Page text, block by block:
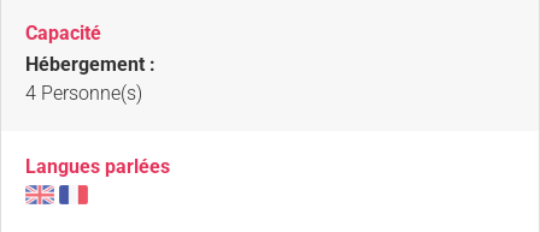
Capacité
Hébergement :
4 Personne(s)
Langues parlées